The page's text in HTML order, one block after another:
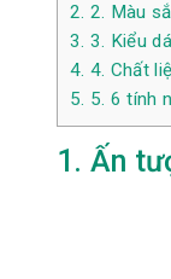
2. 2. Màu
3. 3. Kiểu
4. 4. Chất
5. 5. 6 tính
1. Ấn